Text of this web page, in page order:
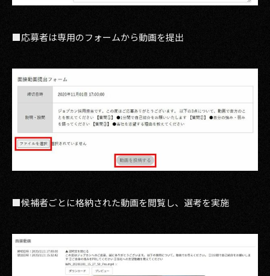
■応募者は専用のフォームから動画を提出
■候補者ごとに格納された動画を閲覧し、選考を実施